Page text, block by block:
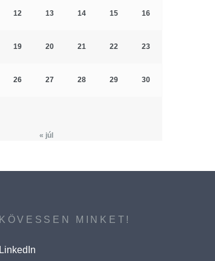
12 13 14 15 16
19 20 21 22 23
26 27 28 29 30
« júl
KÖVESSEN MINKET!
LinkedIn